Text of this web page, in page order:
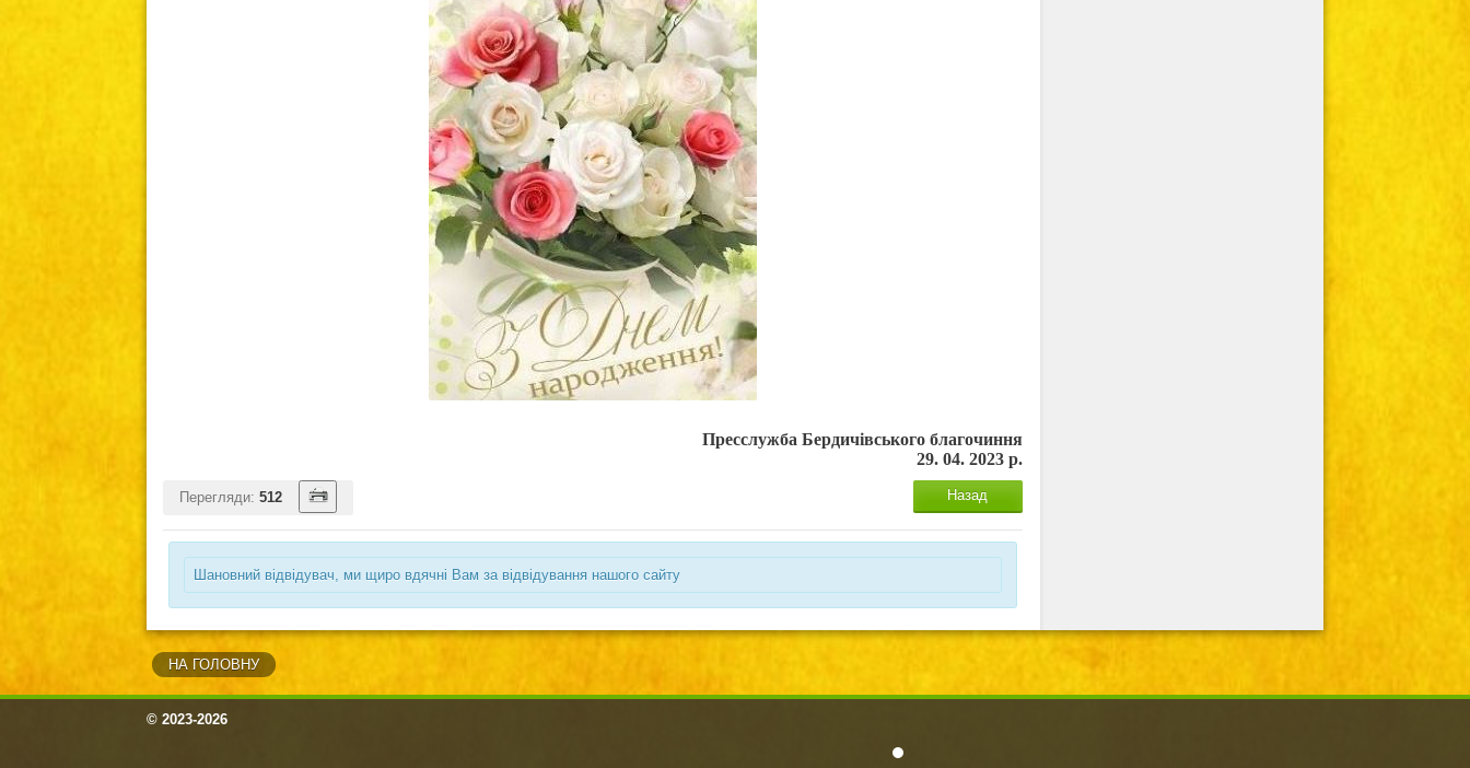
Пресслужба Бердичівського благочиння
29. 04. 2023 р.
Назад
Перегляди: 512
Шановний відвідувач, ми щиро вдячні Вам за відвідування нашого сайту
НА ГОЛОВНУ
© 2023-2026